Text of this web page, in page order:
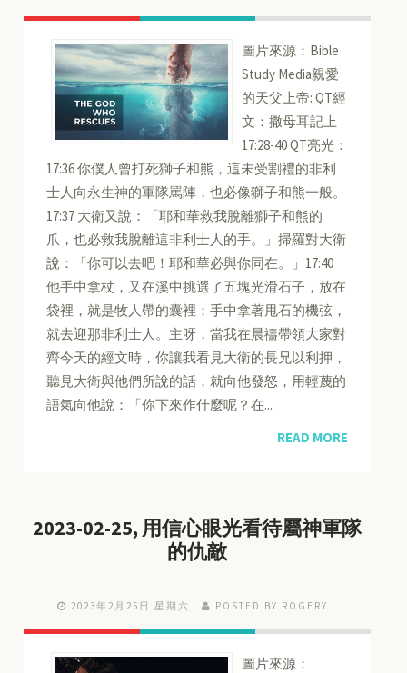
圖片來源：Bible
Study Media親愛
的天父上帝: QT經
文：撒母耳記上
17:28-40 QT亮光：
17:36 你僕人曾打死獅子和熊，這未受割禮的非利
士人向永生神的軍隊罵陣，也必像獅子和熊一般。
17:37 大衛又說：「耶和華救我脫離獅子和熊的
爪，也必救我脫離這非利士人的手。」掃羅對大衛
說：「你可以去吧！耶和華必與你同在。」17:40
他手中拿杖，又在溪中挑選了五塊光滑石子，放在
袋裡，就是牧人帶的囊裡；手中拿著甩石的機弦，
就去迎那非利士人。主呀，當我在晨禱帶領大家對
齊今天的經文時，你讓我看見大衛的長兄以利押，
聽見大衛與他們所說的話，就向他發怒，用輕蔑的
語氣向他說：「你下來作什麼呢？在...
READ MORE
2023-02-25, 用信心眼光看待屬神軍隊
的仇敵
2023年2月25日 星期六 POSTED BY ROGERY
圖片來源：